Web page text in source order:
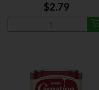
$2.79